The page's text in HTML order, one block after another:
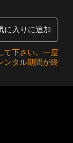
と…。
に入りに追加
て下さい。一度
ンタル期間が終